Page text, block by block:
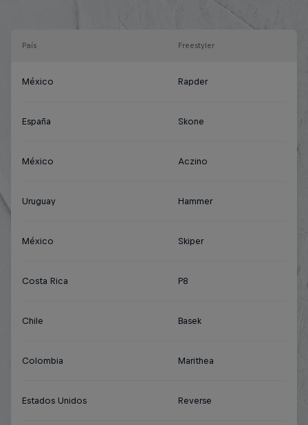
País Freestyler
México Rapder
España Skone
México Aczino
Uruguay Hammer
México Skiper
Costa Rica P8
Chile Basek
Colombia Marithea
Estados Unidos Reverse